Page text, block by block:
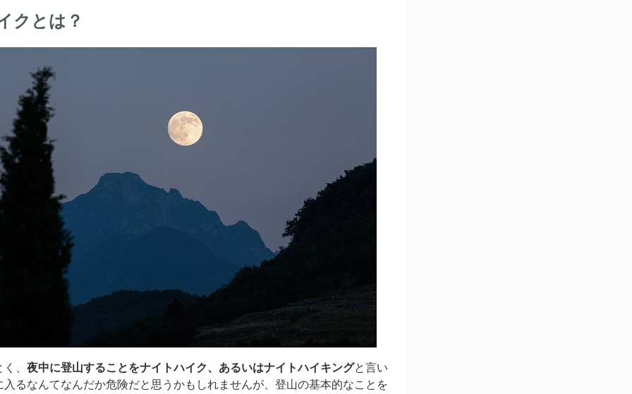
クとは？
、 夜中に登山することをナイトハイク、あるいはナイトハイキングと言い
るなんてなんだか危険だと思うかもしれませんが、登山の基本的なことを